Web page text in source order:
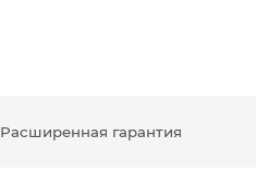
Расширенная гарантия